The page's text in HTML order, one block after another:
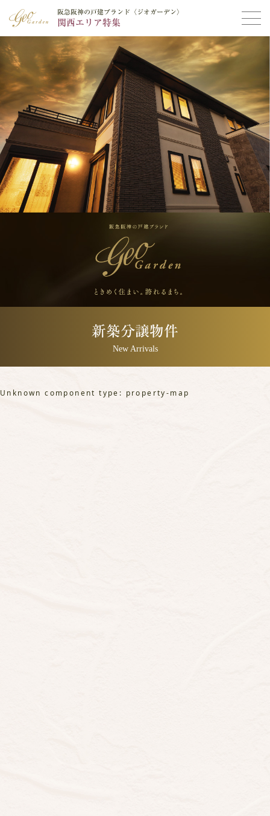
阪急阪神の戸建ブランド〈ジオガーデン〉
関西エリア特集
阪急阪神の戸建ブランド〈ジオガーデン〉
関西エリア特集
新築分譲物件
New Arrivals